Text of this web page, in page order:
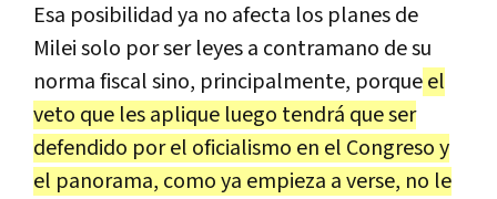
Esa posibilidad ya no afecta los planes de
Milei solo por ser leyes a contramano de su
norma fiscal sino, principalmente, porqueel
veto que les aplique luego tendrá que ser
defendido por el oficialismo en el Congreso y
el panorama, como ya empieza a verse, no le